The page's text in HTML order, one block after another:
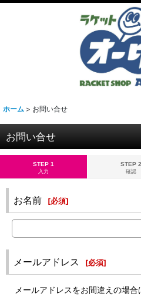
ホーム > お問い合せ
お問い合せ
STEP 1
入力
STEP 2
確認
お名前 [必須]
メールアドレス [必須]
メールアドレスをお間違えの場